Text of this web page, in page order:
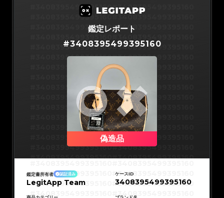
#3066123689299189#3066123689299189
#3066123689299189#3066123689299189
#3066123689299189 #3066123689299189
#3066123689299189
#3066123689299189
#3066123689299189#3066123689299189
#3066123689299189#3066123689299189
#3066123689299189#3066123689299189
#3066123689299189
#3066123689299189
#3066123689299189
#3066123689299189
#3066123689299189#3066123689299189
#3066123689299189#3066123689299189
#3066123689299189#3066123689299189
#3066123689299189#3066123689299189
#3066123689299189#3066123689299189
#3066123689299189#3066123689299189
#3066123689299189
#3066123689299189
#3066123689299189
#3066123689299189
#3066123689299189
#3066123689299189
#3066123689299189#3066123689299189
#3066123689299189#3066123689299189
#3066123689299189#3066123689299189
#3066123689299189
#3066123689299189
#3066123689299189#3066123689299189
#3066123689299189
#3066123689299189
#3066123689299189#3066123689299189
#3066123689299189#3066123689299189
#3066123689299189#3066123689299189
#3066123689299189#3066123689299189
#3066123689299189#3066123689299189
#3066123689299189#3066123689299189
#3066123689299189#3066123689299189
#3066123689299189
#3066123689299189
#3066123689299189
#3066123689299189
#3408395499395160#3408395499395160
#3408395499395160#3408395499395160
#3408395499395160#3408395499395160
#3408395499395160#3408395499395160
#3408395499395160#3408395499395160
#3408395499395160#3408395499395160
#3408395499395160
#3408395499395160
#3408395499395160
#3408395499395160
#3408395499395160#3408395499395160
#3408395499395160#3408395499395160
#3408395499395160#3408395499395160
#3408395499395160#3408395499395160
#3408395499395160#3408395499395160
#3408395499395160#3408395499395160
#3408395499395160#3408395499395160
#3408395499395160
#3408395499395160
#3408395499395160
#3408395499395160
鑑定レポート
#3408395499395160
偽造品
#3408395499395160
#3408395499395160
#3408395499395160
#3408395499395160
#3408395499395160
#3408395499395160
鑑定書所有者 認証済み
LegitApp Team
ケースID
3408395499395160